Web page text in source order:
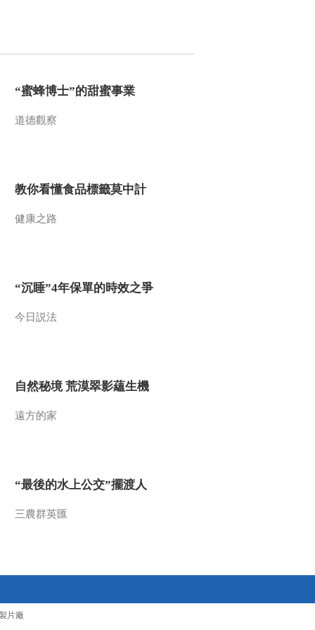
“蜜蜂博士”的甜蜜事業
道德觀察
教你看懂食品標籤莫中計
健康之路
“沉睡”4年保單的時效之爭
今日説法
自然秘境 荒漠翠影蘊生機
遠方的家
“最後的水上公交”擺渡人
三農群英匯
片廠